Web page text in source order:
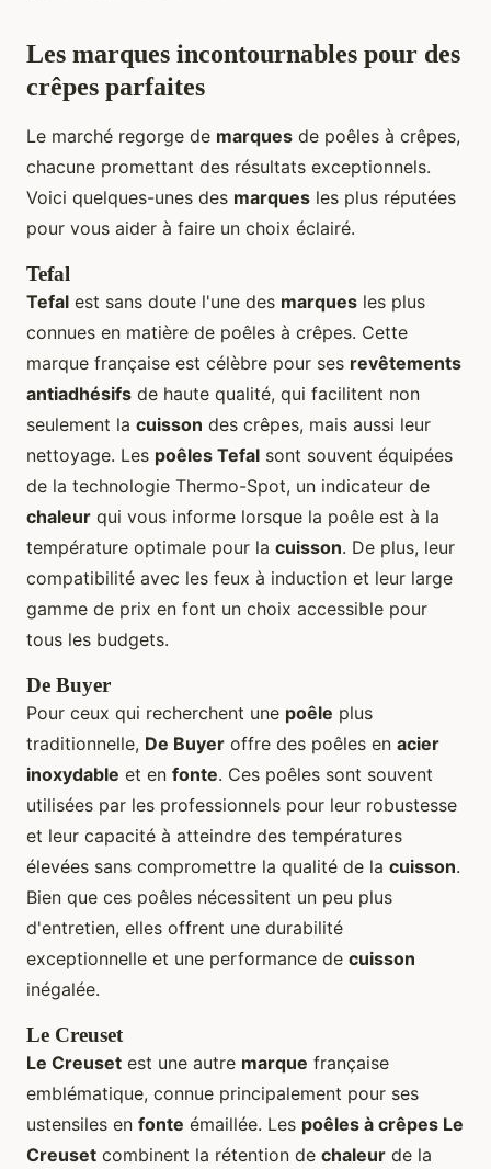
Les marques incontournables pour des
crêpes parfaites
Le marché regorge de marques de poêles à crêpes,
chacune promettant des résultats exceptionnels.
Voici quelques-unes des marques les plus réputées
pour vous aider à faire un choix éclairé.
Tefal
Tefal est sans doute l'une des marques les plus
connues en matière de poêles à crêpes. Cette
marque française est célèbre pour ses revêtements
antiadhésifs de haute qualité, qui facilitent non
seulement la cuisson des crêpes, mais aussi leur
nettoyage. Les poêles Tefal sont souvent équipées
de la technologie Thermo-Spot, un indicateur de
chaleur qui vous informe lorsque la poêle est à la
température optimale pour la cuisson. De plus, leur
compatibilité avec les feux à induction et leur large
gamme de prix en font un choix accessible pour
tous les budgets.
De Buyer
Pour ceux qui recherchent une poêle plus
traditionnelle, De Buyer offre des poêles en acier
inoxydable et en fonte. Ces poêles sont souvent
utilisées par les professionnels pour leur robustesse
et leur capacité à atteindre des températures
élevées sans compromettre la qualité de la cuisson.
Bien que ces poêles nécessitent un peu plus
d'entretien, elles offrent une durabilité
exceptionnelle et une performance de cuisson
inégalée.
Le Creuset
Le Creuset est une autre marque française
emblématique, connue principalement pour ses
ustensiles en fonte émaillée. Les poêles à crêpes Le
Creuset combinent la rétention de chaleur de la